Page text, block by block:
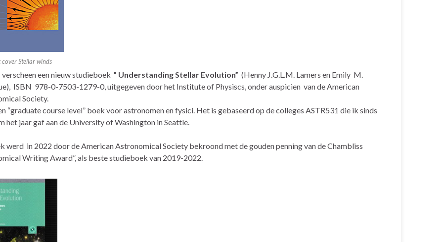
cover Stellar winds
verscheen een nieuw studieboek ” Understanding Stellar Evolution” (Henny J.G.L.M. Lamers en Emily M.
ISBN 978-0-7503-1279-0, uitgegeven door het Institute of Physiscs, onder auspicien van de American
Society.
“graduate course level” boek voor astronomen en fysici. Het is gebaseerd op de colleges ASTR531 die ik sinds
het jaar gaf aan de University of Washington in Seattle.
werd in 2022 door de American Astronomical Society bekroond met de gouden penning van de Chambliss
Writing Award”, als beste studieboek van 2019-2022.